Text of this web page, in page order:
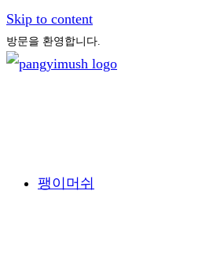
Skip to content
방문을 환영합니다.
팽이머쉬